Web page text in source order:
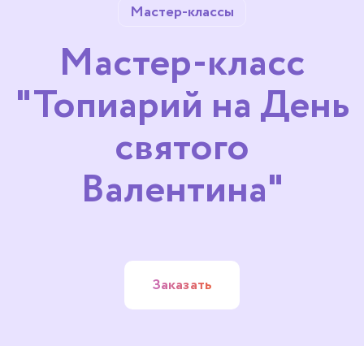
Мастер-классы
Мастер-класс
"Топиарий на День
святого
Валентина"
Заказать